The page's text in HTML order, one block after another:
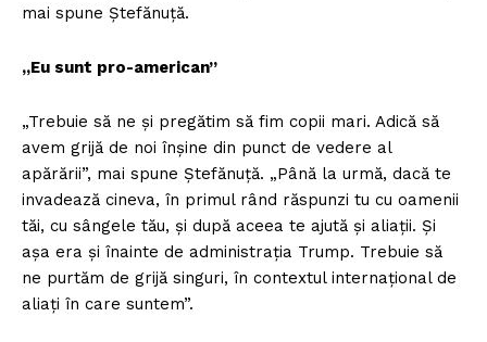
mai spune Ștefănuță.
„Eu sunt pro-american”
„Trebuie să ne și pregătim să fim copii mari. Adică să
avem grijă de noi înșine din punct de vedere al
apărării”, mai spune Ștefănuță. „Până la urmă, dacă te
invadează cineva, în primul rând răspunzi tu cu oamenii
tăi, cu sângele tău, și după aceea te ajută și aliații. Și
așa era și înainte de administrația Trump. Trebuie să
ne purtăm de grijă singuri, în contextul internațional de
aliați în care suntem”.